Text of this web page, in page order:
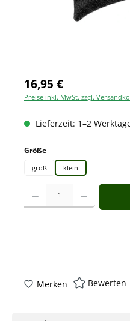
16,95 €
Preise inkl. MwSt. zzgl.
Lieferzeit: 1–2
Größeauswählen
groß klein
Produkt Anzahl: Gib den
Merken Bewerten